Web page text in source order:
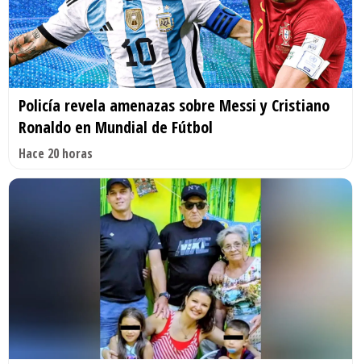
Policía revela amenazas sobre Messi y Cristiano
Ronaldo en Mundial de Fútbol
Hace 20 horas